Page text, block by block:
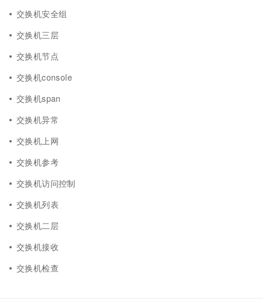
交换机安全组
交换机三层
交换机节点
交换机console
交换机span
交换机异常
交换机上网
交换机参考
交换机访问控制
交换机列表
交换机二层
交换机接收
交换机检查